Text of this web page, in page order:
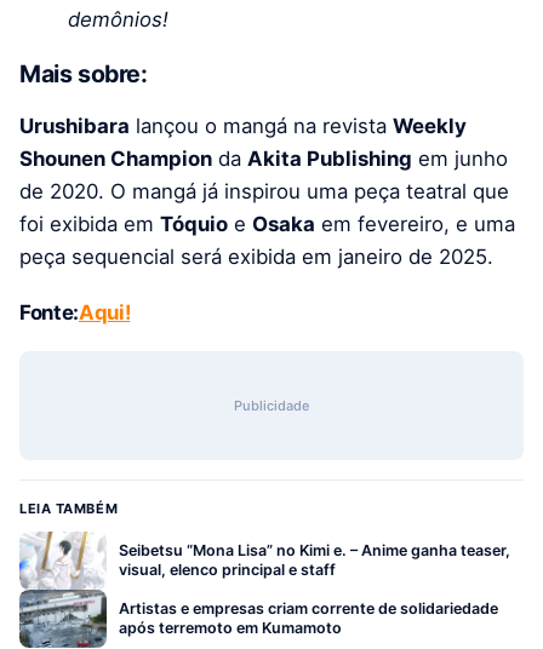
demônios!
Mais sobre:
Urushibara lançou o mangá na revista Weekly
Shounen Champion da Akita Publishing em junho
de 2020. O mangá já inspirou uma peça teatral que
foi exibida em Tóquio e Osaka em fevereiro, e uma
peça sequencial será exibida em janeiro de 2025.
Fonte:Aqui!
Publicidade
LEIA TAMBÉM
Seibetsu “Mona Lisa” no Kimi e. – Anime ganha teaser,
visual, elenco principal e staff
Artistas e empresas criam corrente de solidariedade
após terremoto em Kumamoto